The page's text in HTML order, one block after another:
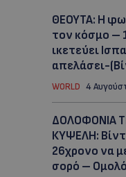
ΘΕΟΥΤΑ: Η
τον κόσμο –
ικετεύει
απελάσει-
WORLD 4
ΔΟΛΟΦΟΝΙΑ
ΚΥΨΕΛΗ:
26χρονο να
σορό –